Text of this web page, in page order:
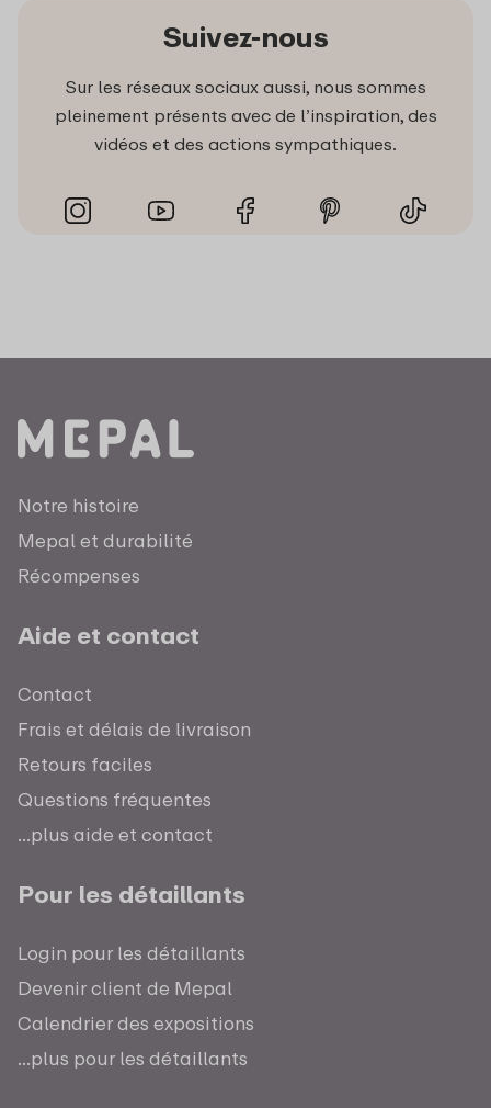
Suivez-nous
Sur les réseaux sociaux aussi, nous sommes
pleinement présents avec de l’inspiration, des
vidéos et des actions sympathiques.
Notre histoire
Mepal et durabilité
Récompenses
Aide et contact
Contact
Frais et délais de livraison
Retours faciles
Questions fréquentes
...plus aide et contact
Pour les détaillants
Login pour les détaillants
Devenir client de Mepal
Calendrier des expositions
...plus pour les détaillants